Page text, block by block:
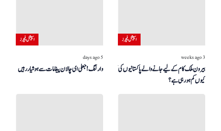
اسپیشل فیچرز
5 days ago
وارننگ! جعلی ای چالان پیغامات سے ہوشیار رہیں
اسپیشل فیچرز
3 weeks ago
بیرون ملک کام کے لیے جانے والے پاکستانیوں کی تعداد
کیوں کم ہو رہی ہے؟